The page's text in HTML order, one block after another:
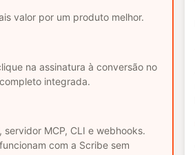
valor por um produto melhor.
na assinatura à conversão no
integrada.
servidor MCP, CLI e webhooks.
com a Scribe sem